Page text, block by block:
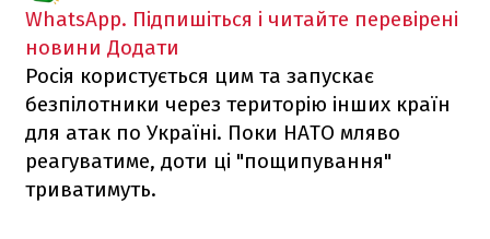
WhatsApp. Підпишіться і читайте перевірені
новини Додати
Росія користується цим та запускає
безпілотники через територію інших країн
для атак по Україні. Поки НАТО мляво
реагуватиме, доти ці "пощипування"
триватимуть.